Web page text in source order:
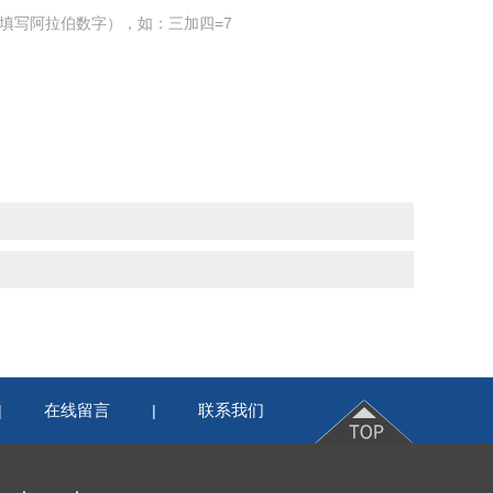
写阿拉伯数字），如：三加四=7
在线留言 | 联系我们